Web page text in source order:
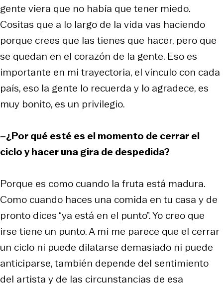
gente viera que no había que tener miedo.
Cositas que a lo largo de la vida vas haciendo
porque crees que las tienes que hacer, pero que
se quedan en el corazón de la gente. Eso es
importante en mi trayectoria, el vínculo con cada
país, eso la gente lo recuerda y lo agradece, es
muy bonito, es un privilegio.
–¿Por qué esté es el momento de cerrar el
ciclo y hacer una gira de despedida?
Porque es como cuando la fruta está madura.
Como cuando haces una comida en tu casa y de
pronto dices “ya está en el punto”. Yo creo que
irse tiene un punto. A mí me parece que el cerrar
un ciclo ni puede dilatarse demasiado ni puede
anticiparse, también depende del sentimiento
del artista y de las circunstancias de esa